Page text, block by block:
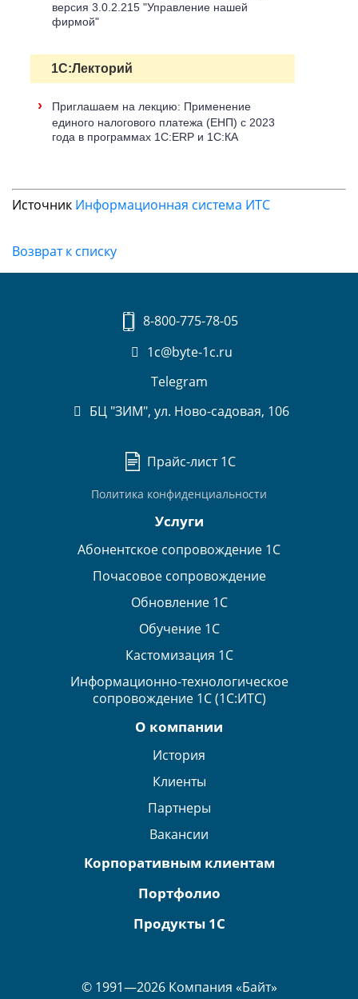
версия 3.0.2.215 "Управление нашей
фирмой"
1С:Лекторий
›
Приглашаем на лекцию: Применение
единого налогового платежа (ЕНП) с 2023
года в программах 1С:ERP и 1С:КА
Источник Информационная система ИТС
Возврат к списку
8-800-775-78-05
1c@byte-1c.ru
Telegram
БЦ "ЗИМ", ул. Ново-садовая, 106
Прайс-лист 1С
Политика конфиденциальности
Услуги
Абонентское сопровождение 1С
Почасовое сопровождение
Обновление 1С
Обучение 1С
Кастомизация 1С
Информационно-технологическое
сопровождение 1С (1С:ИТС)
О компании
История
Клиенты
Партнеры
Вакансии
Корпоративным клиентам
Портфолио
Продукты 1С
© 1991—2026 Компания «Байт»